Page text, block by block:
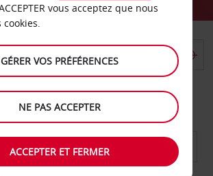
autre agence de retour
DATE DE RETOUR
vous acceptez que nous
GÉRER VOS PRÉFÉRENCES
NE PAS ACCEPTER
ACCEPTER ET FERMER